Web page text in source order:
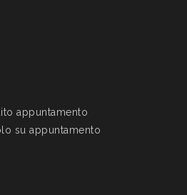
appuntamento
su appuntamento